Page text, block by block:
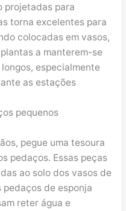
projetadas para
torna excelentes para
colocadas em vasos,
a manterem-se
especialmente
as estações
pequenos
pegue uma tesoura
pedaços. Essas peças
ao solo dos vasos de
de esponja
reter água e